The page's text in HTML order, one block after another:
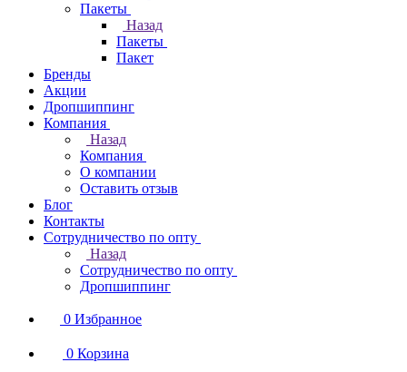
Пакеты
Назад
Пакеты
Пакет
Бренды
Акции
Дропшиппинг
Компания
Назад
Компания
О компании
Оставить отзыв
Блог
Контакты
Сотрудничество по опту
Назад
Сотрудничество по опту
Дропшиппинг
0 Избранное
0 Корзина